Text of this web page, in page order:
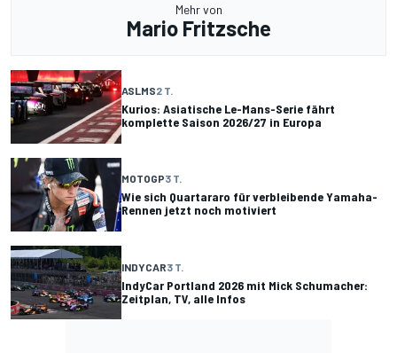
Mehr von
Mario Fritzsche
ASLMS2 T.
Kurios: Asiatische Le-Mans-Serie fährt
komplette Saison 2026/27 in Europa
MOTOGP3 T.
Wie sich Quartararo für verbleibende Yamaha-
Rennen jetzt noch motiviert
INDYCAR3 T.
IndyCar Portland 2026 mit Mick Schumacher:
Zeitplan, TV, alle Infos